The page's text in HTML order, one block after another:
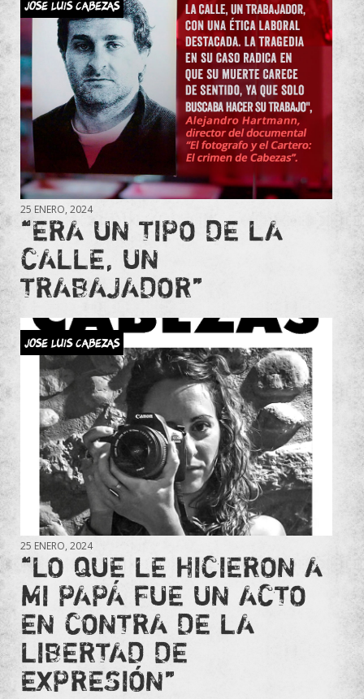
JOSE LUIS CABEZAS
25 ENERO, 2024
“ERA UN TIPO DE LA
CALLE, UN
TRABAJADOR”
JOSE LUIS CABEZAS
25 ENERO, 2024
“LO QUE LE HICIERON A
MI PAPÁ FUE UN ACTO
EN CONTRA DE LA
LIBERTAD DE
EXPRESIÓN”